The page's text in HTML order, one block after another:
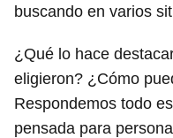
buscando en varios
¿Qué lo hace
eligieron? ¿Cómo
Respondemos todo
pensada para